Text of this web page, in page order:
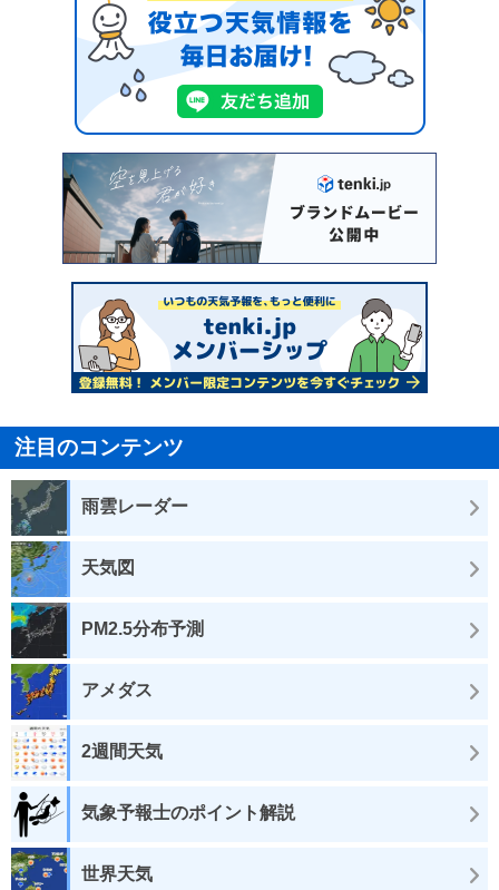
注目のコンテンツ
雨雲レーダー
天気図
PM2.5分布予測
アメダス
2週間天気
気象予報士のポイント解説
世界天気